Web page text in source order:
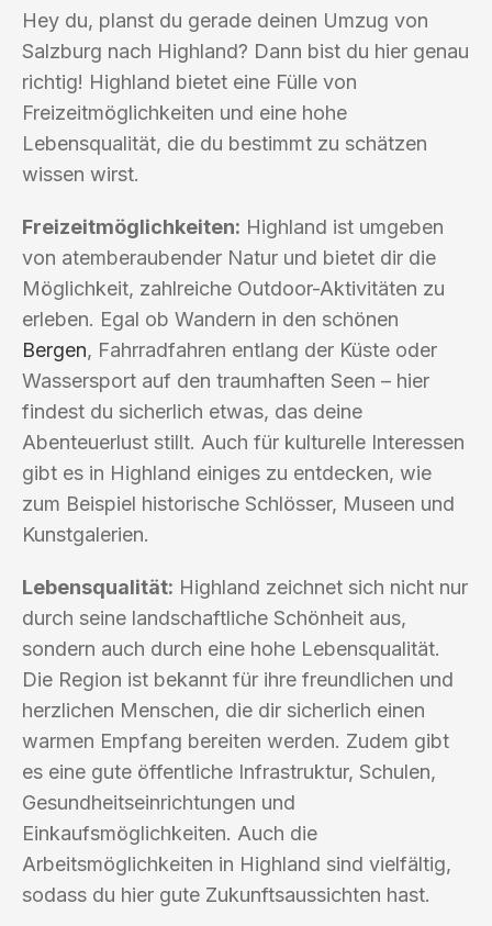
Hey du, planst du gerade deinen Umzug von
Salzburg nach Highland? Dann bist du hier genau
richtig! Highland bietet eine Fülle von
Freizeitmöglichkeiten und eine hohe
Lebensqualität, die du bestimmt zu schätzen
wissen wirst.
Freizeitmöglichkeiten: Highland ist umgeben
von atemberaubender Natur und bietet dir die
Möglichkeit, zahlreiche Outdoor-Aktivitäten zu
erleben. Egal ob Wandern in den schönen
Bergen, Fahrradfahren entlang der Küste oder
Wassersport auf den traumhaften Seen – hier
findest du sicherlich etwas, das deine
Abenteuerlust stillt. Auch für kulturelle Interessen
gibt es in Highland einiges zu entdecken, wie
zum Beispiel historische Schlösser, Museen und
Kunstgalerien.
Lebensqualität: Highland zeichnet sich nicht nur
durch seine landschaftliche Schönheit aus,
sondern auch durch eine hohe Lebensqualität.
Die Region ist bekannt für ihre freundlichen und
herzlichen Menschen, die dir sicherlich einen
warmen Empfang bereiten werden. Zudem gibt
es eine gute öffentliche Infrastruktur, Schulen,
Gesundheitseinrichtungen und
Einkaufsmöglichkeiten. Auch die
Arbeitsmöglichkeiten in Highland sind vielfältig,
sodass du hier gute Zukunftsaussichten hast.